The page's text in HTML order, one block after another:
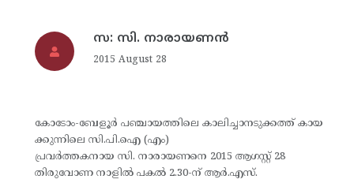
സ: സി. നാരായണന്‍
2015 August 28
കോടോം-ബേളൂര്‍ പഞ്ചായത്തിലെ കാലിച്ചാനടുക്കത്ത് കായ
ക്കുന്നിലെ സി.പി.ഐ (എം)
പ്രവര്‍ത്തകനായ സി. നാരായണനെ 2015 ആഗസ്റ്റ് 28
തിരുവോണ നാളില്‍ പകല്‍ 2.30-ന് ആര്‍.എസ്.